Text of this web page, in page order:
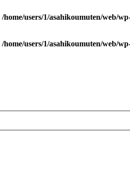
/home/users/1/asahikoumuten/web/
/home/users/1/asahikoumuten/web/